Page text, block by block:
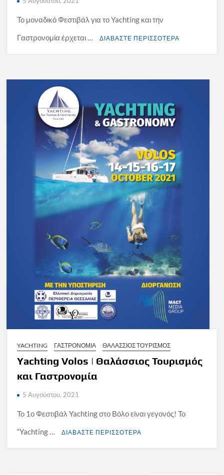
Το μοναδικό Φεστιβάλ για το Yachting και την
Γαστρονομία έρχεται …
ΔΙΑΒΑΣΤΕ ΠΕΡΙΣΣΟΤΕΡΑ
YACHTING ΓΑΣΤΡΟΝΟΜΙΑ ΘΑΛΑΣΣΙΟΣ ΤΟΥΡΙΣΜΟΣ
Yachting Volos | Θαλάσσιος Τουρισμός
και Γαστρονομία
5 Αυγούστου, 2021
Το 1ο Φεστιβάλ Yachting στο Βόλο είναι γεγονός! Το
“Yachting …
ΔΙΑΒΑΣΤΕ ΠΕΡΙΣΣΟΤΕΡΑ